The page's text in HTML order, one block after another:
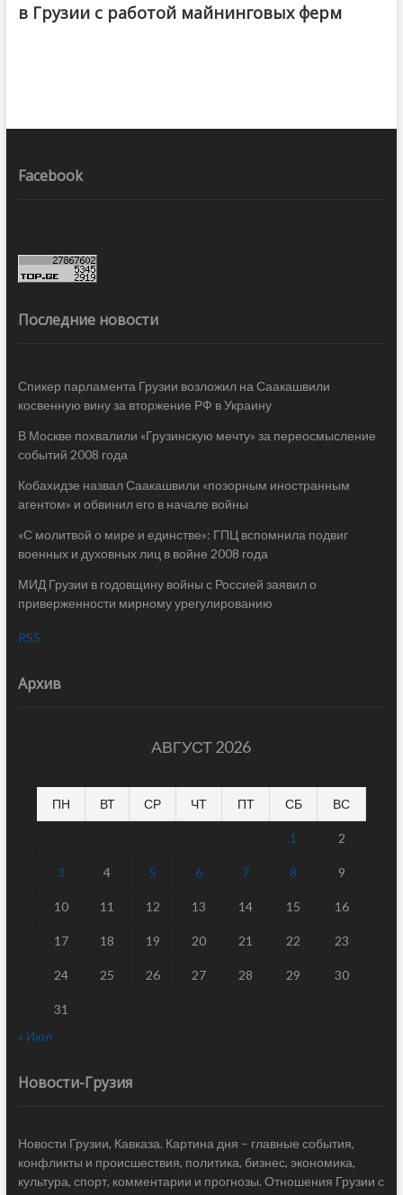
в Грузии с работой майнинговых ферм
Facebook
Последние новости
Спикер парламента Грузии возложил на Саакашвили
косвенную вину за вторжение РФ в Украину
В Москве похвалили «Грузинскую мечту» за переосмысление
событий 2008 года
Кобахидзе назвал Саакашвили «позорным иностранным
агентом» и обвинил его в начале войны
«С молитвой о мире и единстве»: ГПЦ вспомнила подвиг
военных и духовных лиц в войне 2008 года
МИД Грузии в годовщину войны с Россией заявил о
приверженности мирному урегулированию
RSS
Архив
АВГУСТ 2026
ПН ВТ СР ЧТ ПТ СБ ВС
1 2
3 4 5 6 7 8 9
10 11 12 13 14 15 16
17 18 19 20 21 22 23
24 25 26 27 28 29 30
31
« Июл
Новости-Грузия
Новости Грузии, Кавказа. Картина дня – главные события,
конфликты и происшествия, политика, бизнес, экономика,
культура, спорт, комментарии и прогнозы. Отношения Грузии с